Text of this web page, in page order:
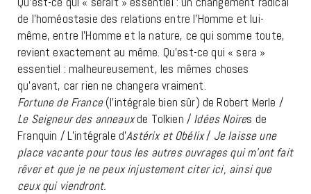
de l’homéostasie des relations entre l’Homme et lui-
même, entre l’Homme et la nature, ce qui somme toute,
revient exactement au même. Qu’est-ce qui « sera »
essentiel : malheureusement, les mêmes choses
qu’avant, car rien ne changera vraiment.
Fortune de France(l’intégrale bien sûr) de Robert Merle /
Le Seigneur des anneauxde Tolkien / Idées Noires de
Franquin / L’intégrale d’Astérix et Obélix/ Je laisse une
place vacante pour tous les autres ouvrages qui m’ont fait
rêver et que je ne peux injustement citer ici, ainsi que
ceux qui viendront.